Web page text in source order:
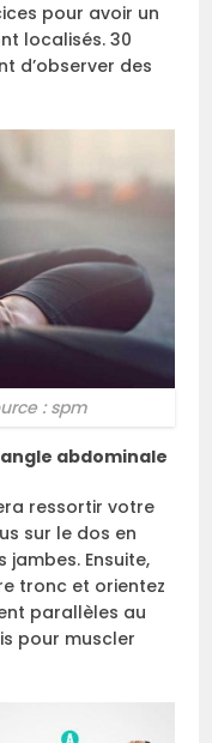
pour avoir un
localisés. 30
d’observer des
: spm
abdominale
ressortir votre
sur le dos en
Ensuite,
tronc et orientez
parallèles au
pour muscler